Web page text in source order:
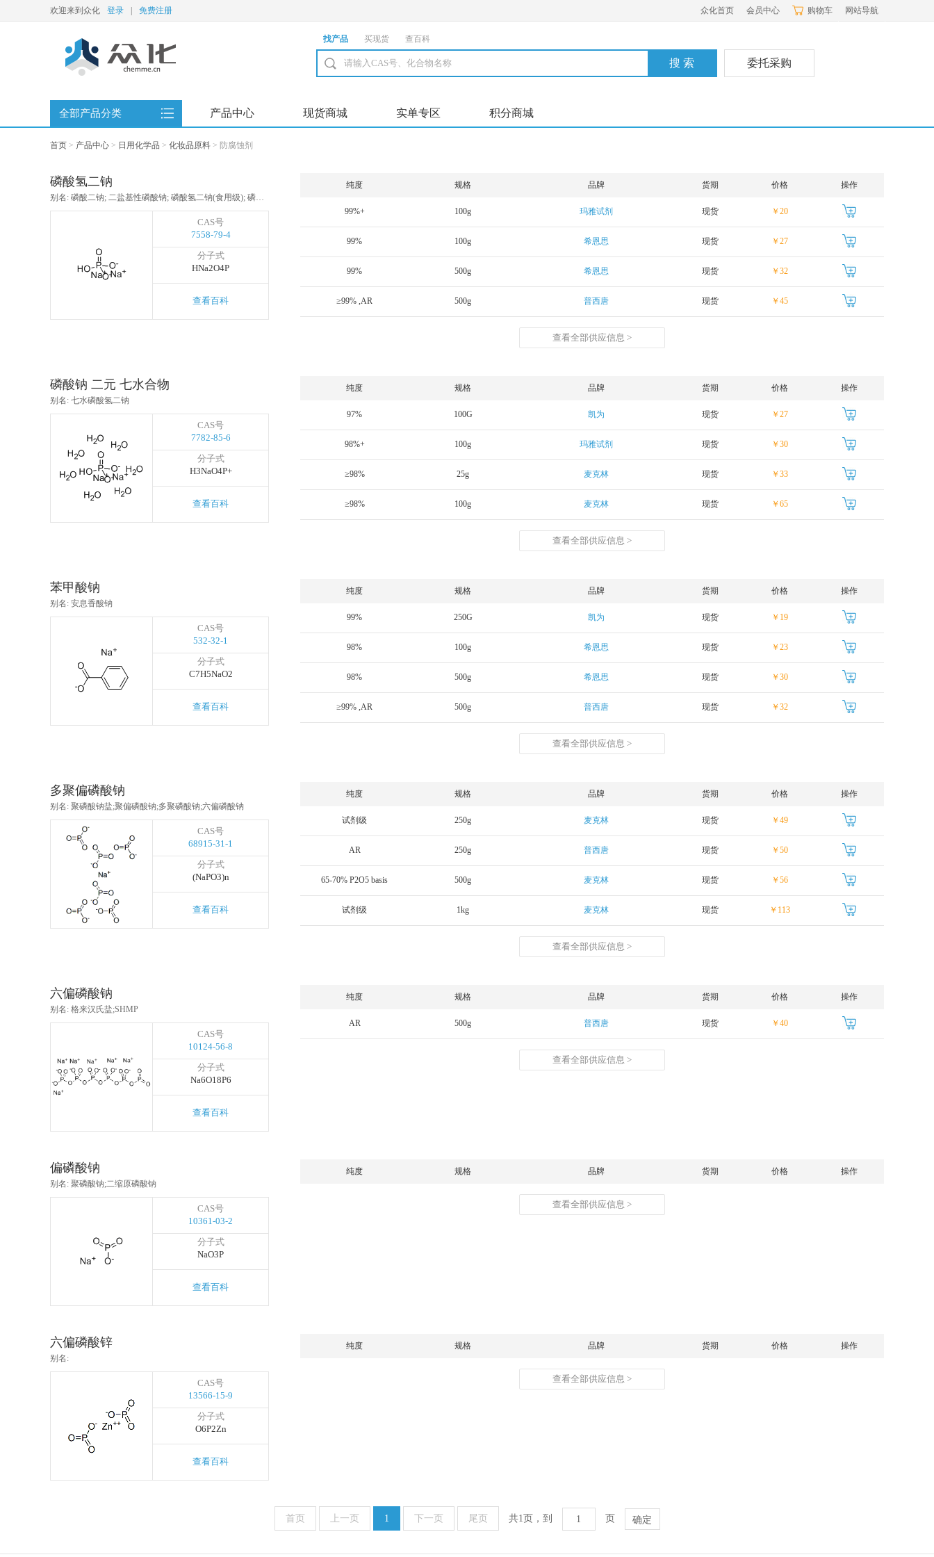
欢迎来到众化 登录 免费注册 众化首页 会员中心 购物车 网站导航
找产品 买现货 查百科
委托采购
全部产品分类 产品中心 现货商城 实单专区 积分商城
首页 > 产品中心 > 日用化学品 > 化妆品原料 > 防腐蚀剂
磷酸氢二钠
别名: 磷酸二钠; 二盐基性磷酸钠; 磷酸氢二钠(食用级); 磷酸氢二钠,无水; 磷酸氢二钠无水; 磷酸二钠(无水); 无水磷酸氢二钠; DSP
CAS号
7558-79-4
分子式
HNa2O4P
查看百科
纯度 规格 品牌 货期 价格 操作
99%+ 100g 玛雅试剂 现货 ￥20
99% 100g 希恩思 现货 ￥27
99% 500g 希恩思 现货 ￥32
≥99% ,AR 500g 普西唐 现货 ￥45
查看全部供应信息 >
磷酸钠 二元 七水合物
别名: 七水磷酸氢二钠
CAS号
7782-85-6
分子式
H3NaO4P+
查看百科
纯度 规格 品牌 货期 价格 操作
97% 100G 凯为 现货 ￥27
98%+ 100g 玛雅试剂 现货 ￥30
≥98% 25g 麦克林 现货 ￥33
≥98% 100g 麦克林 现货 ￥65
查看全部供应信息 >
苯甲酸钠
别名: 安息香酸钠
CAS号
532-32-1
分子式
C7H5NaO2
查看百科
纯度 规格 品牌 货期 价格 操作
99% 250G 凯为 现货 ￥19
98% 100g 希恩思 现货 ￥23
98% 500g 希恩思 现货 ￥30
≥99% ,AR 500g 普西唐 现货 ￥32
查看全部供应信息 >
多聚偏磷酸钠
别名: 聚磷酸钠盐;聚偏磷酸钠;多聚磷酸钠;六偏磷酸钠
CAS号
68915-31-1
分子式
(NaPO3)n
查看百科
纯度 规格 品牌 货期 价格 操作
试剂级 250g 麦克林 现货 ￥49
AR 250g 普西唐 现货 ￥50
65-70% P2O5 basis 500g 麦克林 现货 ￥56
试剂级 1kg 麦克林 现货 ￥113
查看全部供应信息 >
六偏磷酸钠
别名: 格来汉氏盐;SHMP
CAS号
10124-56-8
分子式
Na6O18P6
查看百科
纯度 规格 品牌 货期 价格 操作
AR 500g 普西唐 现货 ￥40
查看全部供应信息 >
偏磷酸钠
别名: 聚磷酸钠;二缩原磷酸钠
CAS号
10361-03-2
分子式
NaO3P
查看百科
纯度 规格 品牌 货期 价格 操作
查看全部供应信息 >
六偏磷酸锌
别名:
CAS号
13566-15-9
分子式
O6P2Zn
查看百科
纯度 规格 品牌 货期 价格 操作
查看全部供应信息 >
首页 上一页 1 下一页 尾页 共1页，到 页